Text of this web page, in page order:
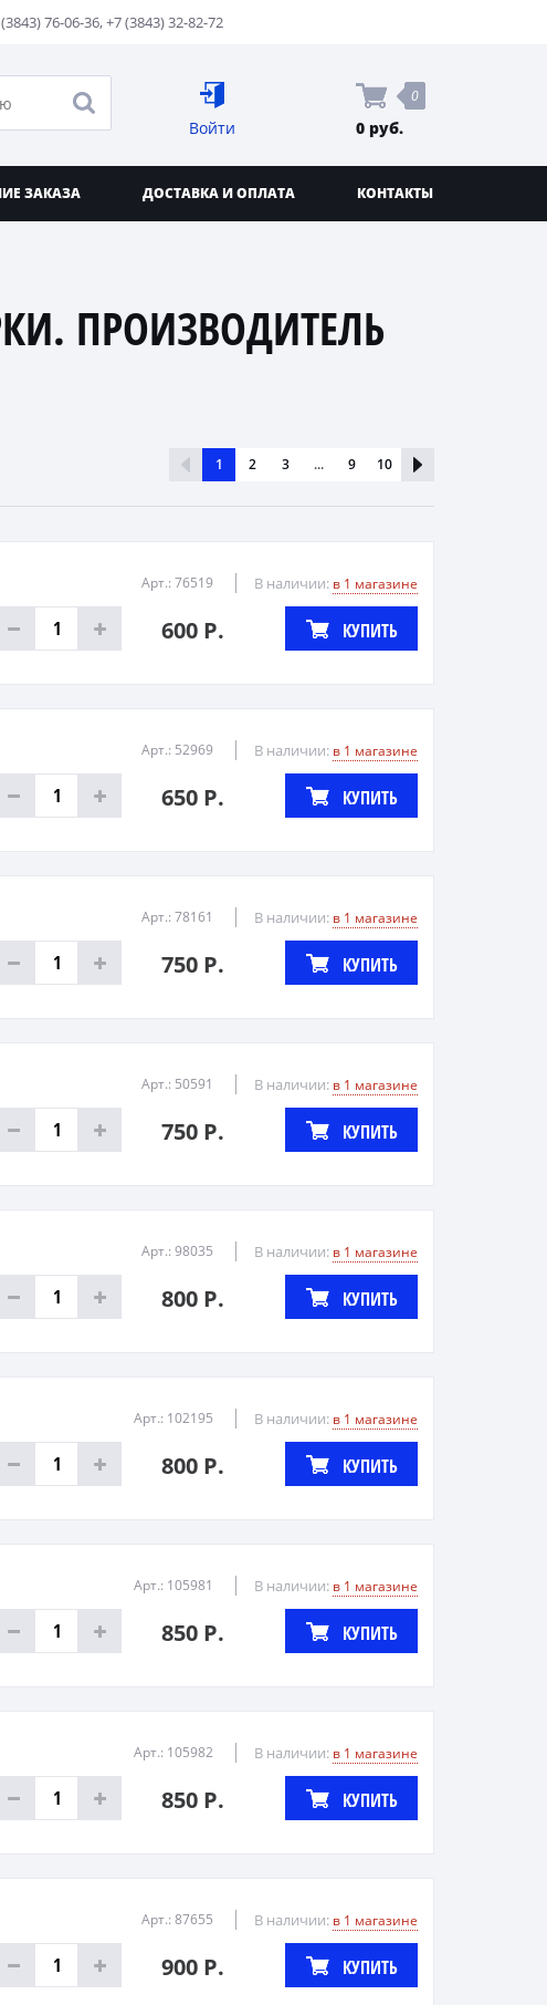
76-06-36,+7 (3843) 32-82-72
Войти
0
0 руб.
ЗАКАЗА ДОСТАВКА И ОПЛАТА КОНТАКТЫ
ПРОИЗВОДИТЕЛЬ
1 2 3 ... 9 10
Арт.: 76519 В наличии: в 1 магазине
600 Р. КУПИТЬ
Арт.: 52969 В наличии: в 1 магазине
650 Р. КУПИТЬ
Арт.: 78161 В наличии: в 1 магазине
750 Р. КУПИТЬ
Арт.: 50591 В наличии: в 1 магазине
750 Р. КУПИТЬ
Арт.: 98035 В наличии: в 1 магазине
800 Р. КУПИТЬ
Арт.: 102195 В наличии: в 1 магазине
800 Р. КУПИТЬ
Арт.: 105981 В наличии: в 1 магазине
850 Р. КУПИТЬ
Арт.: 105982 В наличии: в 1 магазине
850 Р. КУПИТЬ
Арт.: 87655 В наличии: в 1 магазине
900 Р. КУПИТЬ